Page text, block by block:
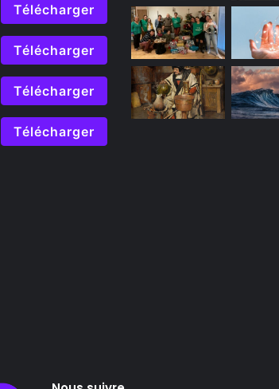
Télécharger
Télécharger
Télécharger
Télécharger